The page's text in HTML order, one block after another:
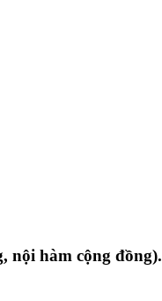
nội hàm cộng đồng).